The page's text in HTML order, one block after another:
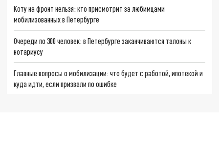
Коту на фронт нельзя: кто присмотрит за любимцами
мобилизованных в Петербурге
Очереди по 300 человек: в Петербурге заканчиваются талоны к
нотариусу
Главные вопросы о мобилизации: что будет с работой, ипотекой и
куда идти, если призвали по ошибке